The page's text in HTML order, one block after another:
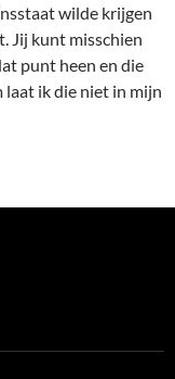
wilde krijgen
Jij kunt misschien
punt heen en die
laat ik die niet in mijn